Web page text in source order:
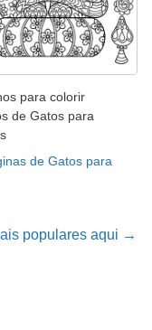
para colorir
de Gatos para
de Gatos para
populares aqui →